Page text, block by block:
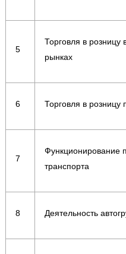
5
Торговля в розницу
рынках
6 Торговля в розницу
7
Функционирование
транспорта
8 Деятельность